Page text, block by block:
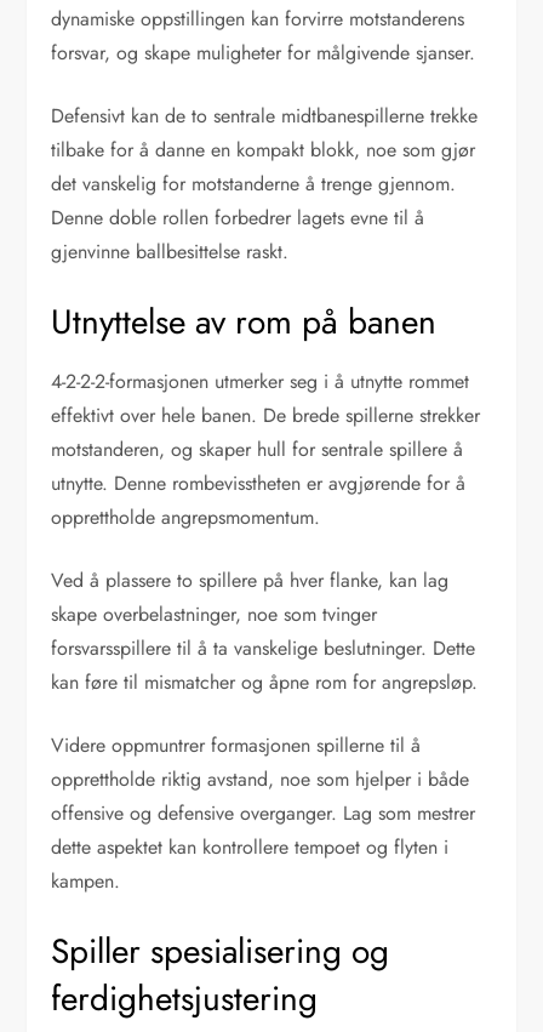
dynamiske oppstillingen kan forvirre motstanderens
forsvar, og skape muligheter for målgivende sjanser.
Defensivt kan de to sentrale midtbanespillerne trekke
tilbake for å danne en kompakt blokk, noe som gjør
det vanskelig for motstanderne å trenge gjennom.
Denne doble rollen forbedrer lagets evne til å
gjenvinne ballbesittelse raskt.
Utnyttelse av rom på banen
4-2-2-2-formasjonen utmerker seg i å utnytte rommet
effektivt over hele banen. De brede spillerne strekker
motstanderen, og skaper hull for sentrale spillere å
utnytte. Denne rombevisstheten er avgjørende for å
opprettholde angrepsmomentum.
Ved å plassere to spillere på hver flanke, kan lag
skape overbelastninger, noe som tvinger
forsvarsspillere til å ta vanskelige beslutninger. Dette
kan føre til mismatcher og åpne rom for angrepsløp.
Videre oppmuntrer formasjonen spillerne til å
opprettholde riktig avstand, noe som hjelper i både
offensive og defensive overganger. Lag som mestrer
dette aspektet kan kontrollere tempoet og flyten i
kampen.
Spiller spesialisering og
ferdighetsjustering